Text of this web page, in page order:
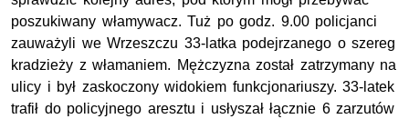
poszukiwany włamywacz. Tuż po godz. 9.00 policjanci
zauważyli we Wrzeszczu 33-latka podejrzanego o szereg
kradzieży z włamaniem. Mężczyzna został zatrzymany na
ulicy i był zaskoczony widokiem funkcjonariuszy. 33-latek
trafił do policyjnego aresztu i usłyszał łącznie 6 zarzutów